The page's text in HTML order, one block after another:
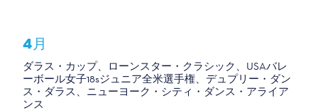
4月
ダラス・カップ、ローンスター・クラシック、USAバレ
ーボール女子18sジュニア全米選手権、デュプリー・ダン
ス・ダラス、ニューヨーク・シティ・ダンス・アライア
ンス